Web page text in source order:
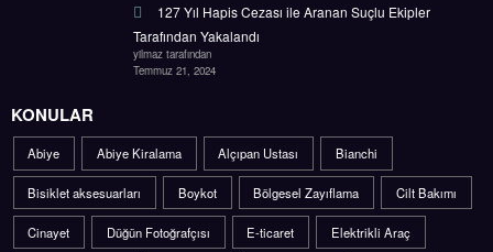
127 Yıl Hapis Cezası ile Aranan Suçlu Ekipler
Tarafından Yakalandı
yilmaz tarafından
Temmuz 21, 2024
KONULAR
Abiye Abiye Kiralama Alçıpan Ustası Bianchi
Bisiklet aksesuarları Boykot Bölgesel Zayıflama Cilt Bakımı
Cinayet Düğün Fotoğrafçısı E-ticaret Elektrikli Araç